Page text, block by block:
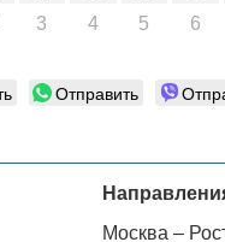
3 4 5 6
Отправить
Москва –